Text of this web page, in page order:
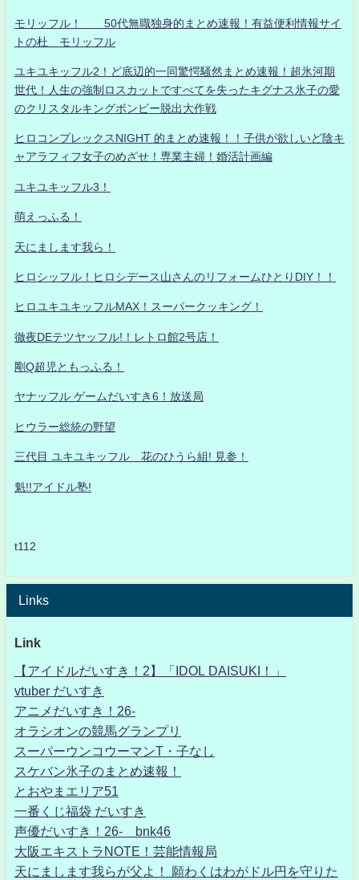
モリッフル！ 50代無職独身的まとめ速報！有益便利情報サイ
トの杜 モリッフル
ユキユキッフル2！ど底辺的一同驚愕騒然まとめ速報！超氷河期
世代！人生の強制ロスカットですべてを失ったキグナス氷子の愛
のクリスタルキングボンビー脱出大作戦
ヒロコンプレックスNIGHT 的まとめ速報！！子供が欲しいど陰キ
ャアラフィフ女子のめざせ！専業主婦！婚活計画編
ユキユキッフル3！
萌えっふる！
天にまします我ら！
ヒロシッフル！ヒロシデース山さんのリフォームひとりDIY！！
ヒロユキユキッフルMAX！スーパークッキング！
徹夜DEテツヤッフル!！レトロ館2号店！
剛Q超児ともっふる！
ヤナッフル ゲームだいすき6！放送局
ヒウラー総統の野望
三代目 ユキユキッフル 花のひうら組! 見参！
魁!!アイドル塾!
t112
Links
Link
【アイドルだいすき！2】「IDOL DAISUKI！」
vtuber だいすき
アニメだいすき！26-
オラシオンの競馬グランプリ
スーパーウンコウーマンT・子なし
スケバン氷子のまとめ速報！
とおやまエリア51
一番くじ福袋 だいすき
声優だいすき！26- bnk46
大阪エキストラNOTE！芸能情報局
天にまします我らが父よ！ 願わくはわがドル円を守りた